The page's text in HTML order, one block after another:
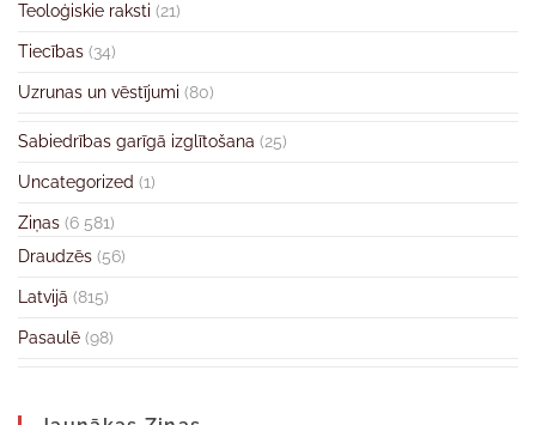
Teoloģiskie raksti (21)
Tiecības (34)
Uzrunas un vēstījumi (80)
Sabiedrības garīgā izglītošana (25)
Uncategorized (1)
Ziņas (6 581)
Draudzēs (56)
Latvijā (815)
Pasaulē (98)